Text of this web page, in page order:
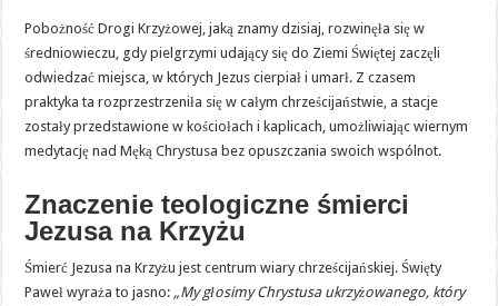
Pobożność Drogi Krzyżowej, jaką znamy dzisiaj, rozwinęła się w
średniowieczu, gdy pielgrzymi udający się do Ziemi Świętej zaczęli
odwiedzać miejsca, w których Jezus cierpiał i umarł. Z czasem
praktyka ta rozprzestrzeniła się w całym chrześcijaństwie, a stacje
zostały przedstawione w kościołach i kaplicach, umożliwiając wiernym
medytację nad Męką Chrystusa bez opuszczania swoich wspólnot.
Znaczenie teologiczne śmierci
Jezusa na Krzyżu
Śmierć Jezusa na Krzyżu jest centrum wiary chrześcijańskiej. Święty
Paweł wyraża to jasno: „My głosimy Chrystusa ukrzyżowanego, który